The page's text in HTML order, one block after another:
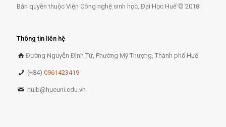
Bản quyền thuộc Viện Công nghệ sinh học, Đại Học Huế © 2018
Thông tin liên hệ
Đường Nguyễn Đình Tứ, Phường Mỹ Thượng, Thành phố Huế
(+84)0961423419
huib@hueuni.edu.vn